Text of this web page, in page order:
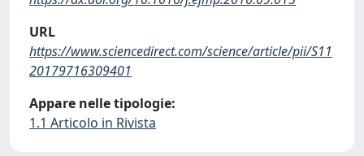
URL
https://www.sciencedirect.com/science/article/pii/S11
20179716309401
Appare nelle tipologie:
1.1 Articolo in Rivista